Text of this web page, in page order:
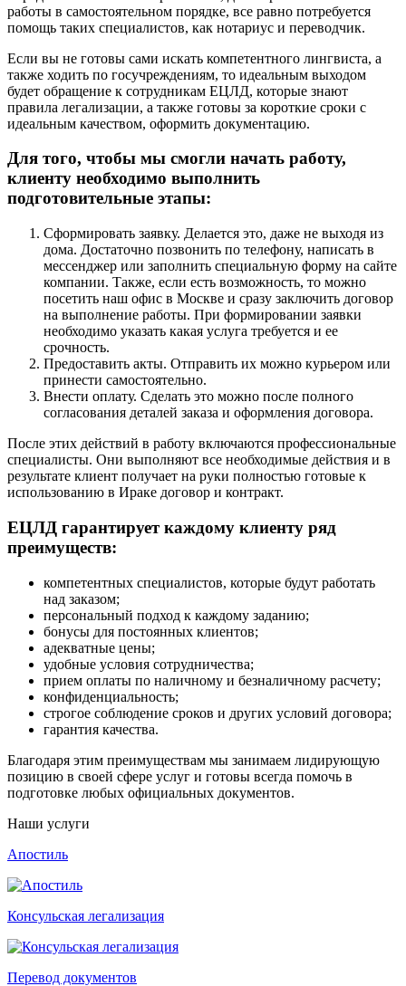
работы в самостоятельном порядке, все равно потребуется
помощь таких специалистов, как нотариус и переводчик.
Если вы не готовы сами искать компетентного лингвиста, а
также ходить по госучреждениям, то идеальным выходом
будет обращение к сотрудникам ЕЦЛД, которые знают
правила легализации, а также готовы за короткие сроки с
идеальным качеством, оформить документацию.
Для того, чтобы мы смогли начать работу,
клиенту необходимо выполнить
подготовительные этапы:
Сформировать заявку. Делается это, даже не выходя из
дома. Достаточно позвонить по телефону, написать в
мессенджер или заполнить специальную форму на сайте
компании. Также, если есть возможность, то можно
посетить наш офис в Москве и сразу заключить договор
на выполнение работы. При формировании заявки
необходимо указать какая услуга требуется и ее
срочность.
Предоставить акты. Отправить их можно курьером или
принести самостоятельно.
Внести оплату. Сделать это можно после полного
согласования деталей заказа и оформления договора.
После этих действий в работу включаются профессиональные
специалисты. Они выполняют все необходимые действия и в
результате клиент получает на руки полностью готовые к
использованию в Ираке договор и контракт.
ЕЦЛД гарантирует каждому клиенту ряд
преимуществ:
компетентных специалистов, которые будут работать
над заказом;
персональный подход к каждому заданию;
бонусы для постоянных клиентов;
адекватные цены;
удобные условия сотрудничества;
прием оплаты по наличному и безналичному расчету;
конфиденциальность;
строгое соблюдение сроков и других условий договора;
гарантия качества.
Благодаря этим преимуществам мы занимаем лидирующую
позицию в своей сфере услуг и готовы всегда помочь в
подготовке любых официальных документов.
Наши услуги
Апостиль
Консульская легализация
Перевод документов